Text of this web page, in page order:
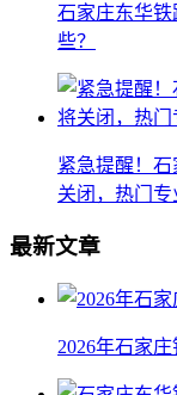
石家庄东华
些？
紧急提醒！
关闭，热门
最新文章
2026年石家